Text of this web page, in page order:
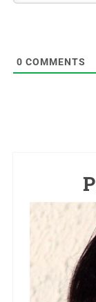
0 COMMENTS